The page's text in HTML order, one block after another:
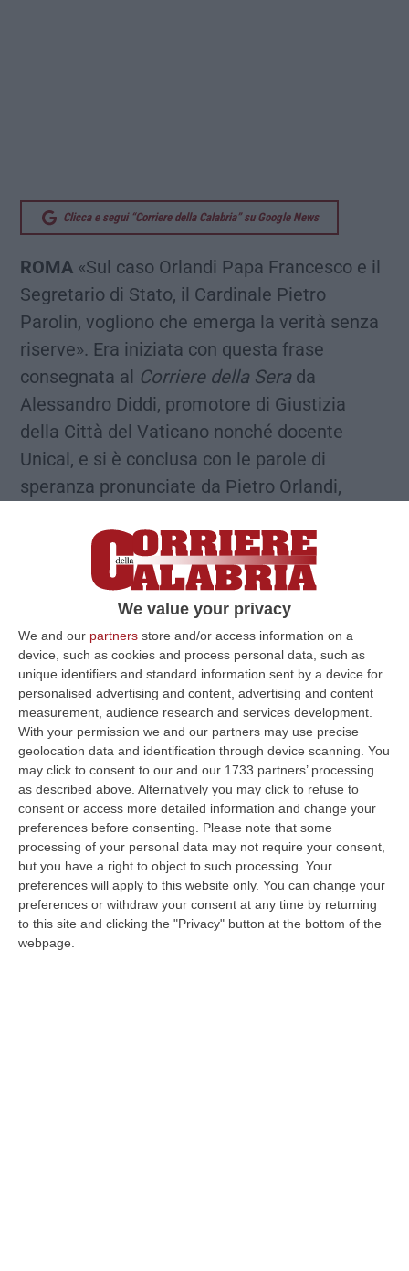
We value your privacy
We and our partners store and/or access information on a
device, such as cookies and process personal data, such as
unique identifiers and standard information sent by a device for
personalised advertising and content, advertising and content
measurement, audience research and services development.
With your permission we and our partners may use precise
geolocation data and identification through device scanning. You
may click to consent to our and our 1733 partners’ processing
as described above. Alternatively you may click to refuse to
consent or access more detailed information and change your
preferences before consenting.
Please note that some
processing of your personal data may not require your consent,
but you have a right to object to such processing. Your
preferences will apply to this website only. You can change your
preferences or withdraw your consent at any time by returning
to this site and clicking the "Privacy" button at the bottom of the
webpage.
Clicca e segui “Corriere della Calabria” su Google News
ROMA «Sul caso Orlandi Papa Francesco e il
Segretario di Stato, il Cardinale Pietro
Parolin, vogliono che emerga la verità senza
riserve». Era iniziata con questa frase
consegnata al Corriere della Sera da
Alessandro Diddi, promotore di Giustizia
della Città del Vaticano nonché docente
Unical, e si è conclusa con le parole di
speranza pronunciate da Pietro Orlandi,
dopo oltre 8 ore di faccia a faccia con il
penalista, quella che probabilmente è la
giornata più importante dal 1983, anno della
scomparsa di Emanuela, a oggi. A distanza di
40 anni, infatti, il Vaticano e la famiglia
dell’allora 15enne camminano fianco a fianco
nella ricerca della verità. Ma cosa ha chiesto
Pietro Orlandi alla giustizia d’oltretevere? Ha
chiesto, e messo a verbale, di ascoltare
alcune persone, che secondo lui sarebbero a
conoscenza di circostanze fondamentali per
ricostruire i passaggi della vicenda. Si tratta
dei cardinali Re e Sandri, dell’ex comandante
della gendarmeria vaticana Giani, del suo
vice Alessandrini e dei procuratori Capaldo e
Pignatone.